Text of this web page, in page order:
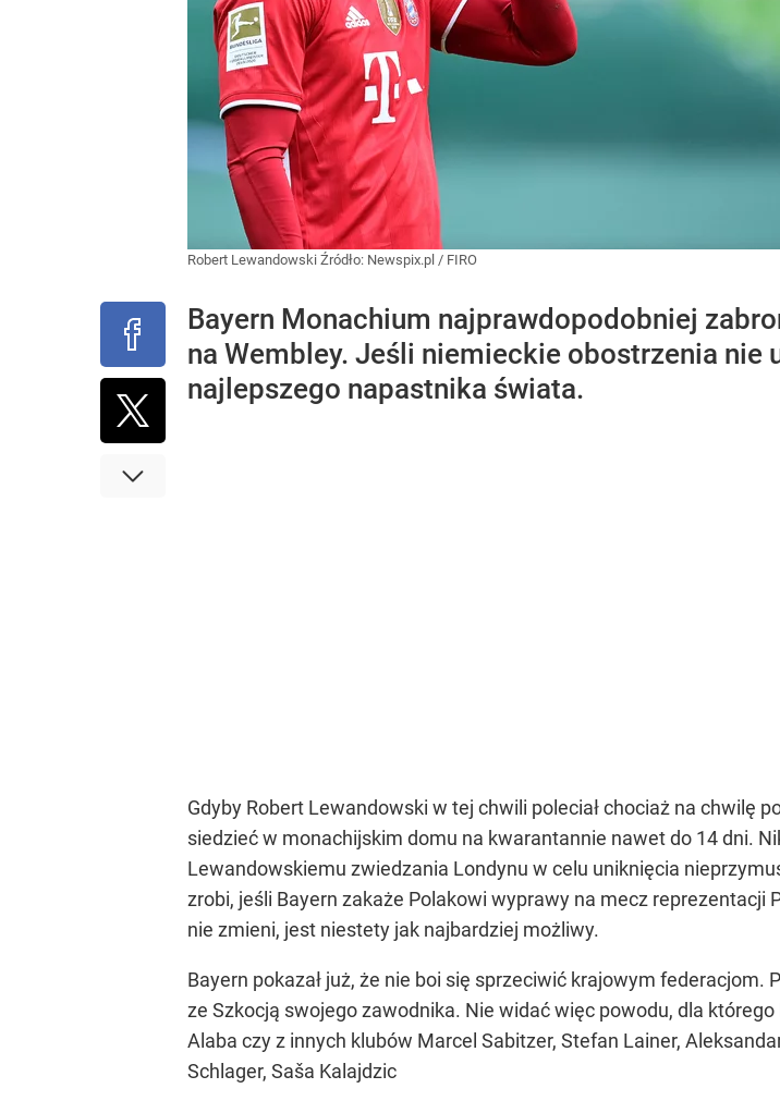
Robert Lewandowski Źródło: Newspix.pl / FIRO
Bayern Monachium najprawdopodobniej
na Wembley. Jeśli niemieckie obostrzenia nie
najlepszego napastnika świata.
Gdyby Robert Lewandowski w tej chwili poleciał chociaż na chwilę
siedzieć w monachijskim domu na kwarantannie nawet do 14 dni.
Lewandowskiemu zwiedzania Londynu w celu uniknięcia
zrobi, jeśli Bayern zakaże Polakowi wyprawy na mecz
nie zmieni, jest niestety jak najbardziej możliwy.
Bayern pokazał już, że nie boi się sprzeciwić krajowym
ze Szkocją swojego zawodnika. Nie widać więc powodu, dla
Alaba czy z innych klubów Marcel Sabitzer, Stefan Lainer,
Schlager, Saša Kalajdzic